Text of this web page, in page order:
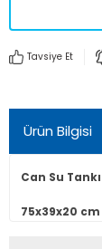
Tavsiye Et
Ürün Bilgisi
Can Su
75x39x20 cm